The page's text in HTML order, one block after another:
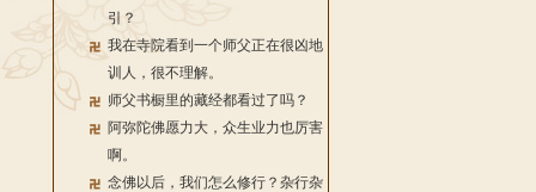
引？
我在寺院看到一个师父正在很凶地
训人，很不理解。
师父书橱里的藏经都看过了吗？
阿弥陀佛愿力大，众生业力也厉害
啊。
念佛以后，我们怎么修行？杂行杂